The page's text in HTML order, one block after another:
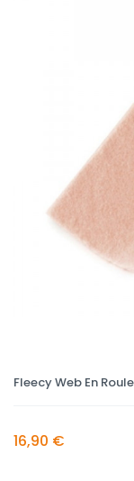
Fleecy Web En
16,90 €